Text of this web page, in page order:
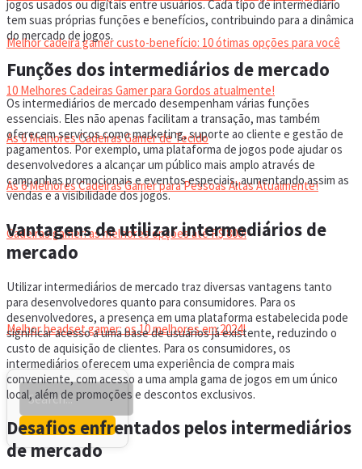
Melhor cadeira gamer custo-benefício: 10 ótimas opções para você
10 Melhores Cadeiras Gamer para Gordos atualmente!
As 6 Melhores Cadeiras Gamer de Tecido
As 6 Melhores Cadeiras Gamer para Pessoas Altas Atualmente!
Cadeiras gamer: as melhores opções até R$ 800!
HEADSET
Melhor headset gamer: os 10 melhores em 2024!
jogos usados ou digitais entre usuários. Cada tipo de intermediário
tem suas próprias funções e benefícios, contribuindo para a dinâmica
do mercado de jogos.
Funções dos intermediários de mercado
Os intermediários de mercado desempenham várias funções
essenciais. Eles não apenas facilitam a transação, mas também
oferecem serviços como marketing, suporte ao cliente e gestão de
pagamentos. Por exemplo, uma plataforma de jogos pode ajudar os
desenvolvedores a alcançar um público mais amplo através de
campanhas promocionais e eventos especiais, aumentando assim as
vendas e a visibilidade dos jogos.
Vantagens de utilizar intermediários de
mercado
Utilizar intermediários de mercado traz diversas vantagens tanto
para desenvolvedores quanto para consumidores. Para os
desenvolvedores, a presença em uma plataforma estabelecida pode
significar acesso a uma base de usuários já existente, reduzindo o
custo de aquisição de clientes. Para os consumidores, os
intermediários oferecem uma experiência de compra mais
conveniente, com acesso a uma ampla gama de jogos em um único
local, além de promoções e descontos exclusivos.
Desafios enfrentados pelos intermediários
de mercado